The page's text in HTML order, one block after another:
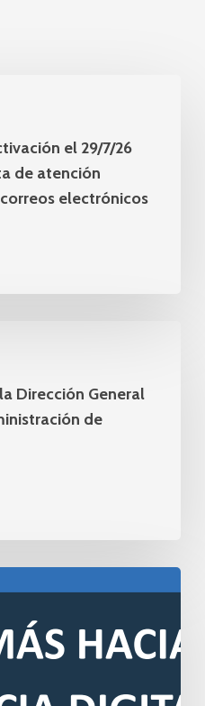
el 29/7/26
de atención
electrónicos
Dirección General
de